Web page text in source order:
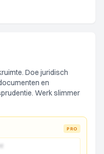
Doe juridisch
en
Werk slimmer
PRO